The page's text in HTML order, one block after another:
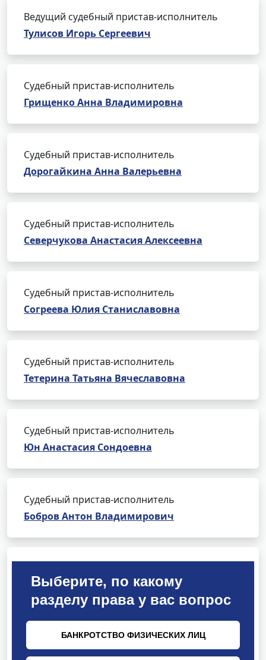
Ведущий судебный пристав-исполнитель
Тулисов Игорь Сергеевич
Судебный пристав-исполнитель
Грищенко Анна Владимировна
Судебный пристав-исполнитель
Дорогайкина Анна Валерьевна
Судебный пристав-исполнитель
Северчукова Анастасия Алексеевна
Судебный пристав-исполнитель
Согреева Юлия Станиславовна
Судебный пристав-исполнитель
Тетерина Татьяна Вячеславовна
Судебный пристав-исполнитель
Юн Анастасия Сондоевна
Судебный пристав-исполнитель
Бобров Антон Владимирович